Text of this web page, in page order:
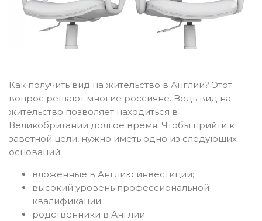
Как получить вид на жительство в Англии? Этот
вопрос решают многие россияне. Ведь вид на
жительство позволяет находиться в
Великобритании долгое время. Чтобы прийти к
заветной цели, нужно иметь одно из следующих
оснований:
вложенные в Англию инвестиции;
высокий уровень профессиональной
квалификации;
родственники в Англии;